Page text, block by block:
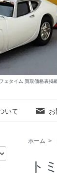
ェタイム 買取価格表掲
いて
ホーム >
ト